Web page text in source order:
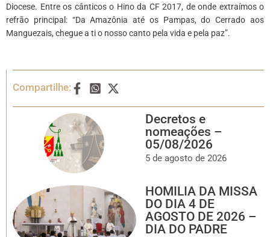
Diocese. Entre os cânticos o Hino da CF 2017, de onde extraímos o
refrão principal: “Da Amazônia até os Pampas, do Cerrado aos
Manguezais, chegue a ti o nosso canto pela vida e pela paz”.
Compartilhe:
Decretos e
nomeações –
05/08/2026
5 de agosto de 2026
HOMILIA DA MISSA
DO DIA 4 DE
AGOSTO DE 2026 –
DIA DO PADRE